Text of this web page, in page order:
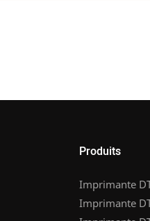
Produits
Imprimante
Imprimante